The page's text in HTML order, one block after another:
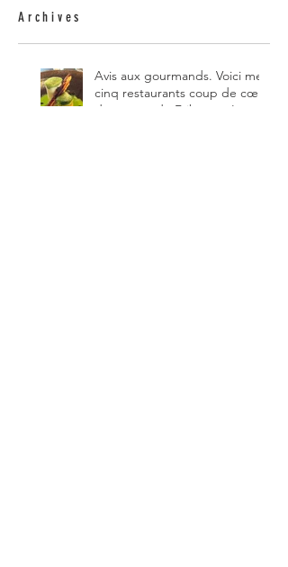
Archives
Avis aux gourmands. Voici mes
cinq restaurants coup de cœur
du canton de Fribourg. Leurs